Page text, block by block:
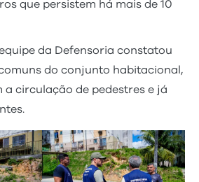
que persistem há mais de 10
da Defensoria constatou
do conjunto habitacional,
a circulação de pedestres e já